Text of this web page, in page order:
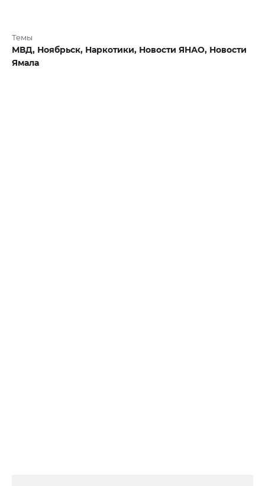
Темы
МВД, Ноябрьск, Наркотики, Новости ЯНАО, Новости
Ямала